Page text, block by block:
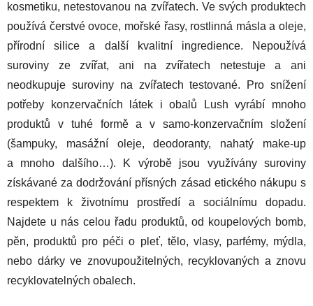
kosmetiku, netestovanou na zvířatech. Ve svých produktech
používá čerstvé ovoce, mořské řasy, rostlinná másla a oleje,
přírodní silice a další kvalitní ingredience. Nepoužívá
suroviny ze zvířat, ani na zvířatech netestuje a ani
neodkupuje suroviny na zvířatech testované. Pro snížení
potřeby konzervačních látek i obalů Lush vyrábí mnoho
produktů v tuhé formě a v samo-konzervačním složení
(šampuky, masážní oleje, deodoranty, nahatý make-up
a mnoho dalšího…). K výrobě jsou využívány suroviny
získávané za dodržování přísných zásad etického nákupu s
respektem k životnímu prostředí a sociálnímu dopadu.
Najdete u nás celou řadu produktů, od koupelových bomb,
pěn, produktů pro péči o pleť, tělo, vlasy, parfémy, mýdla,
nebo dárky ve znovupoužitelných, recyklovaných a znovu
recyklovatelných obalech.